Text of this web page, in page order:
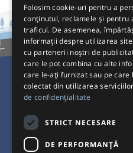
Pentru
Pentru
Folosim cookie-uri pentru a
conținutul, reclamele și pentru
traficul. De asemenea,
informații despre utilizarea
cu partenerii noștri de
care le pot combina cu alte
care le-ați furnizat sau pe care
colectat din utilizarea
de confidențialitate
STRICT NECESARE
DE PERFORMANȚĂ